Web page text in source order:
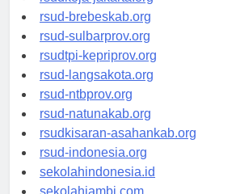
rsudkoja-jakarta.org
rsud-brebeskab.org
rsud-sulbarprov.org
rsudtpi-kepriprov.org
rsud-langsakota.org
rsud-ntbprov.org
rsud-natunakab.org
rsudkisaran-asahankab.org
rsud-indonesia.org
sekolahindonesia.id